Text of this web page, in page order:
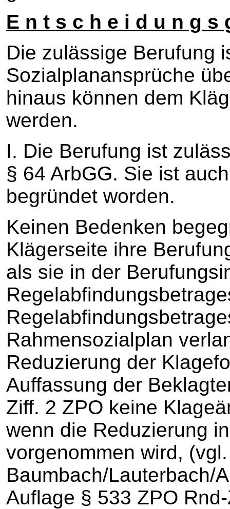
E n t s c h e i d u n g s
Die zulässige Berufung
Sozialplanansprüche
hinaus können dem
werden.
I. Die Berufung ist
§ 64 ArbGG. Sie ist
begründet worden.
Keinen Bedenken
Klägerseite ihre
als sie in der
Rahmensozialplan
Reduzierung der
Auffassung der
Ziff. 2 ZPO keine
wenn die Reduzierung
vorgenommen wird, (vgl.
Baumbach/Lauterbach/
Auflage § 533 ZPO